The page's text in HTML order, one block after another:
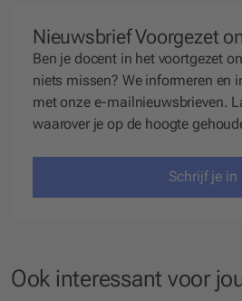
Nieuwsbrief Voorgezet
Ben je docent in het voortgezet
niets missen? We informeren en
met onze e-mailnieuwsbrieven.
waarover je op de hoogte
Schrijf je in
Ook interessant voor